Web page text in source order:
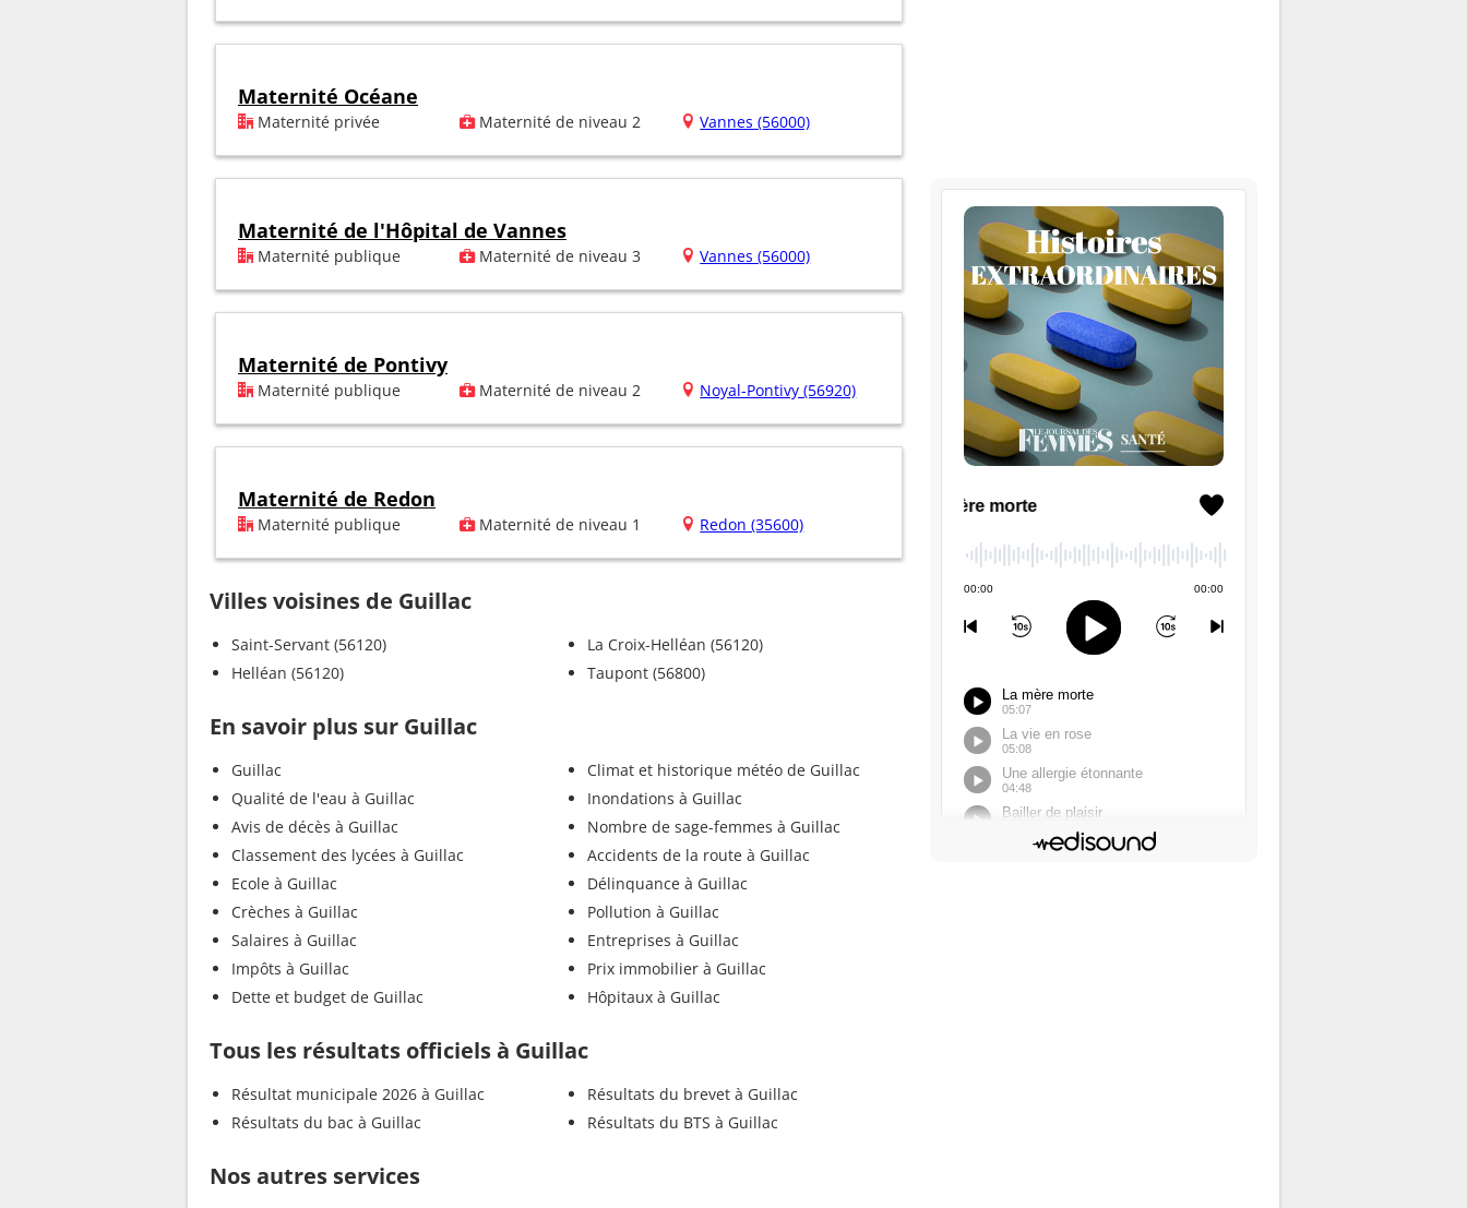
Maternité Océane
Maternité privée Maternité de niveau 2 Vannes (56000)
Maternité de l'Hôpital de Vannes
Maternité publique Maternité de niveau 3 Vannes (56000)
Maternité de Pontivy
Maternité publique Maternité de niveau 2 Noyal-Pontivy (56920)
Maternité de Redon
Maternité publique Maternité de niveau 1 Redon (35600)
Villes voisines de Guillac
Saint-Servant (56120)
Helléan (56120)
La Croix-Helléan (56120)
Taupont (56800)
En savoir plus sur Guillac
Guillac
Qualité de l'eau à Guillac
Avis de décès à Guillac
Classement des lycées à Guillac
Ecole à Guillac
Crèches à Guillac
Salaires à Guillac
Impôts à Guillac
Dette et budget de Guillac
Climat et historique météo de Guillac
Inondations à Guillac
Nombre de sage-femmes à Guillac
Accidents de la route à Guillac
Délinquance à Guillac
Pollution à Guillac
Entreprises à Guillac
Prix immobilier à Guillac
Hôpitaux à Guillac
Tous les résultats officiels à Guillac
Résultat municipale 2026 à Guillac
Résultats du bac à Guillac
Résultats du brevet à Guillac
Résultats du BTS à Guillac
Nos autres services